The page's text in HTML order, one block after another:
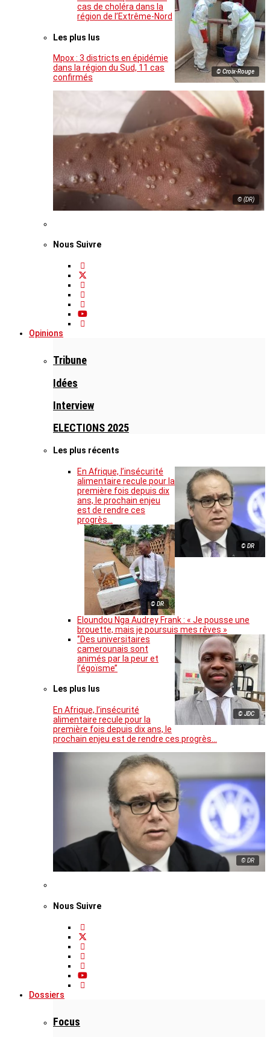
© Croix-Rouge
cas de choléra dans la
région de l’Extrême-Nord
Les plus lus
Mpox : 3 districts en épidémie
dans la région du Sud, 11 cas
confirmés
© (DR)
Nous Suivre
Opinions
Tribune
Idées
Interview
ELECTIONS 2025
Les plus récents
© DR
En Afrique, l’insécurité
alimentaire recule pour la
première fois depuis dix
ans, le prochain enjeu
est de rendre ces
progrès…
© DR
Eloundou Nga Audrey Frank : « Je pousse une
brouette, mais je poursuis mes rêves »
© JDC
‘’Des universitaires
camerounais sont
animés par la peur et
l’égoïsme’’
Les plus lus
En Afrique, l’insécurité
alimentaire recule pour la
première fois depuis dix ans, le
prochain enjeu est de rendre ces progrès…
© DR
Nous Suivre
Dossiers
Focus